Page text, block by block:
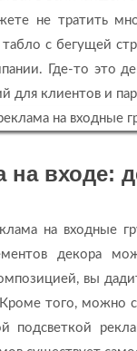
не тратить
табло с бегущей
Где-то это
для клиентов и
на входе:
на входные
декора
вы
того, можно
подсветкой